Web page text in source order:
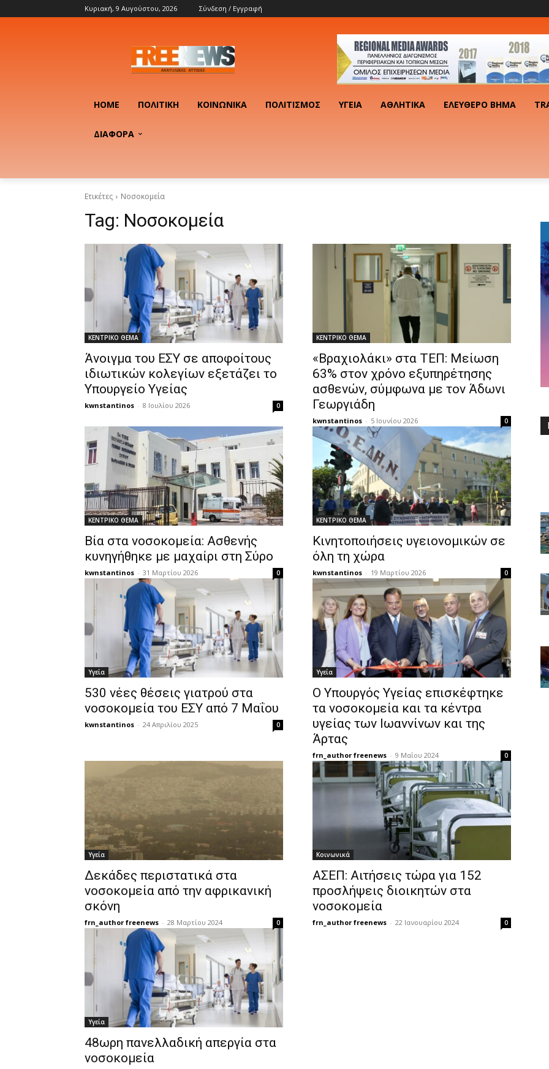
Κυριακή, 9 Αυγούστου, 2026 Σύνδεση / Εγγραφή
HOME ΠΟΛΙΤΙΚΉ ΚΟΙΝΩΝΙΚΆ ΠΟΛΙΤΙΣΜΌΣ ΥΓΕΊΑ ΑΘΛΗΤΙΚΆ ΕΛΕΎΘΕΡΟ ΒΉΜΑ
ΔΙΑΦΟΡΑ
Ετικέτες Νοσοκομεία
Tag: Νοσοκομεία
ΚΕΝΤΡΙΚΟ ΘΕΜΑ
Άνοιγμα του ΕΣΥ σε αποφοίτους
ιδιωτικών κολεγίων εξετάζει το
Υπουργείο Υγείας
kwnstantinos - 8 Ιουλίου 2026 0
ΚΕΝΤΡΙΚΟ ΘΕΜΑ
«Βραχιολάκι» στα ΤΕΠ: Μείωση
63% στον χρόνο εξυπηρέτησης
ασθενών, σύμφωνα με τον Άδωνι
Γεωργιάδη
kwnstantinos - 5 Ιουνίου 2026 0
ΚΕΝΤΡΙΚΟ ΘΕΜΑ
Βία στα νοσοκομεία: Ασθενής
κυνηγήθηκε με μαχαίρι στη Σύρο
kwnstantinos - 31 Μαρτίου 2026 0
ΚΕΝΤΡΙΚΟ ΘΕΜΑ
Κινητοποιήσεις υγειονομικών σε
όλη τη χώρα
kwnstantinos - 19 Μαρτίου 2026 0
Υγεία
530 νέες θέσεις γιατρού στα
νοσοκομεία του ΕΣΥ από 7 Μαΐου
kwnstantinos - 24 Απριλίου 2025 0
Υγεία
Ο Υπουργός Υγείας επισκέφτηκε
τα νοσοκομεία και τα κέντρα
υγείας των Ιωαννίνων και της
Άρτας
frn_author freenews - 9 Μαΐου 2024 0
Υγεία
Δεκάδες περιστατικά στα
νοσοκομεία από την αφρικανική
σκόνη
frn_author freenews - 28 Μαρτίου 2024 0
Κοινωνικά
ΑΣΕΠ: Αιτήσεις τώρα για 152
προσλήψεις διοικητών στα
νοσοκομεία
frn_author freenews - 22 Ιανουαρίου 2024 0
Υγεία
48ωρη πανελλαδική απεργία στα
νοσοκομεία